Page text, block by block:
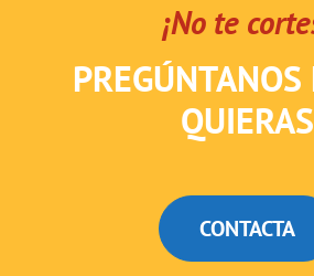
¡No te
PREGÚNTANOS
QUIERAS
CONTACTA